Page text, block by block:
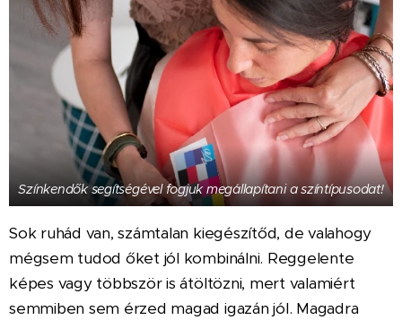
Színkendők segítségével fogjuk megállapítani a színtípusodat!
Sok ruhád van, számtalan kiegészítőd, de valahogy
mégsem tudod őket jól kombinálni. Reggelente
képes vagy többször is átöltözni, mert valamiért
semmiben sem érzed magad igazán jól. Magadra